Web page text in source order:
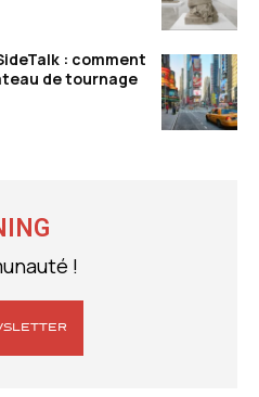
: comment
de tournage
!